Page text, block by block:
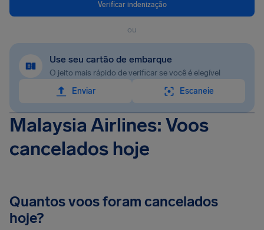
Verificar indenização
ou
Use seu cartão de embarque
O jeito mais rápido de verificar se você é elegível
Enviar
Escaneie
Malaysia Airlines: Voos
cancelados hoje
Quantos voos foram cancelados
hoje?